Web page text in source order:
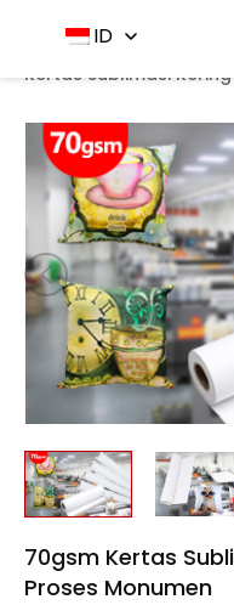
ID
Rumah
Kertas Sublimasi
70gsm Kertas
Proses Monumen